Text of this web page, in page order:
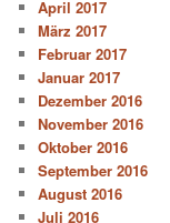
April 2017
März 2017
Februar 2017
Januar 2017
Dezember 2016
November 2016
Oktober 2016
September 2016
August 2016
Juli 2016